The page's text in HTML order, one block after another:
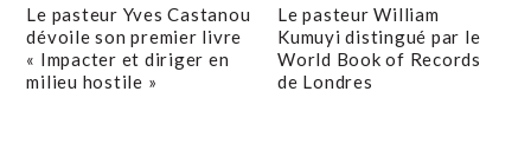
Le pasteur Yves Castanou
dévoile son premier livre
« Impacter et diriger en
milieu hostile »
Le pasteur William
Kumuyi distingué par le
World Book of Records
de Londres